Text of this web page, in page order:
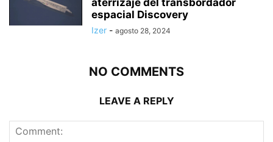
aterrizaje del transbordador
espacial Discovery
Izer - agosto 28, 2024
NO COMMENTS
LEAVE A REPLY